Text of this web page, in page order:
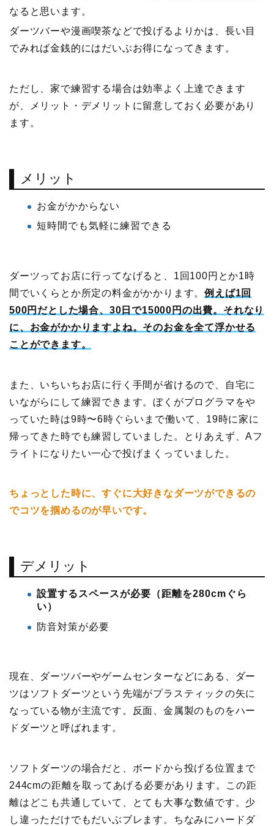
なると思います。
ダーツバーや漫画喫茶などで投げるよりかは、長い目
でみれば金銭的にはだいぶお得になってきます。
ただし、家で練習する場合は効率よく上達できます
が、メリット・デメリットに留意しておく必要があり
ます。
メリット
お金がかからない
短時間でも気軽に練習できる
ダーツってお店に行ってなげると、1回100円とか1時
間でいくらとか所定の料金がかかります。例えば1回
500円だとした場合、30日で15000円の出費。それなり
に、お金がかかりますよね。そのお金を全て浮かせる
ことができます。
また、いちいちお店に行く手間が省けるので、自宅に
いながらにして練習できます。ぼくがプログラマをや
っていた時は9時〜6時ぐらいまで働いて、19時に家に
帰ってきた時でも練習していました。とりあえず、Aフ
ライトになりたい一心で投げまくっていました。
ちょっとした時に、すぐに大好きなダーツができるの
でコツを掴めるのが早いです。
デメリット
設置するスペースが必要（距離を280cmぐら
い）
防音対策が必要
現在、ダーツバーやゲームセンターなどにある、ダー
ツはソフトダーツという先端がプラスティックの矢に
なっている物が主流です。反面、金属製のものをハー
ドダーツと呼ばれます。
ソフトダーツの場合だと、ボードから投げる位置まで
244cmの距離を取ってあげる必要があります。この距
離はどこも共通していて、とても大事な数値です。少
し違っただけでもだいぶブレます。ちなみにハードダ